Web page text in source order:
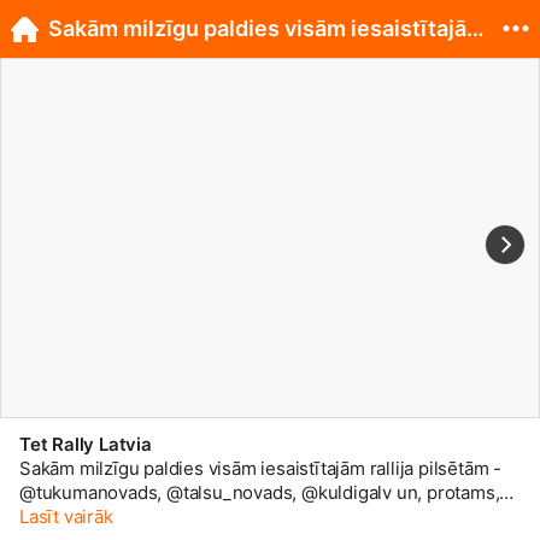
Tet Rally Latvia
Sakām milzīgu paldies visām iesaistītajām rallija pilsētām -
@tukumanovads, @talsu_novads, @kuldigalv un, protams,
rallija galvaspilsētai @liepajalv. Mums ir liels prieks, ka arī
Lasīt vairāk
Sakām milzīgu paldies visām iesaistītajām ralli...